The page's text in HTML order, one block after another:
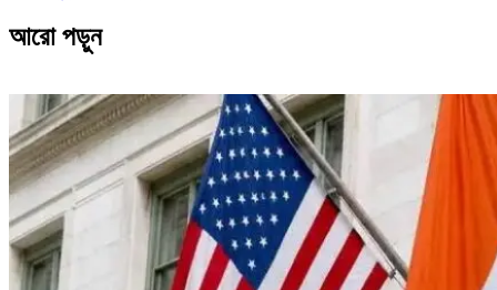
আরো পড়ুন